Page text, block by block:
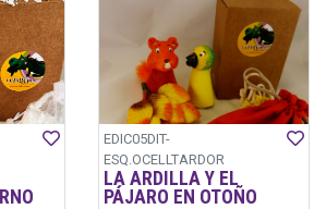
EDIC05DIT-
ESQ.OCELLTARDOR
LA ARDILLA Y EL
PÁJARO EN OTOÑO